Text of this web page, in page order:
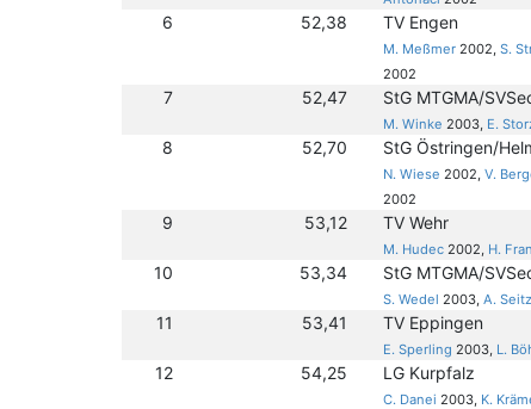
6 52,38 TV Engen
M. Meßmer 2002,S.
2002
7 52,47 StG MTGMA/
M. Winke 2003, E.
8 52,70 StG Östringen/
N. Wiese 2002,V.
2002
9 53,12 TV Wehr
M. Hudec 2002, H.
10 53,34 StG MTGMA/
S. Wedel 2003,A. Seitz
11 53,41 TV Eppingen
E. Sperling 2003, L.
12 54,25 LG Kurpfalz
C. Danei 2003, K.